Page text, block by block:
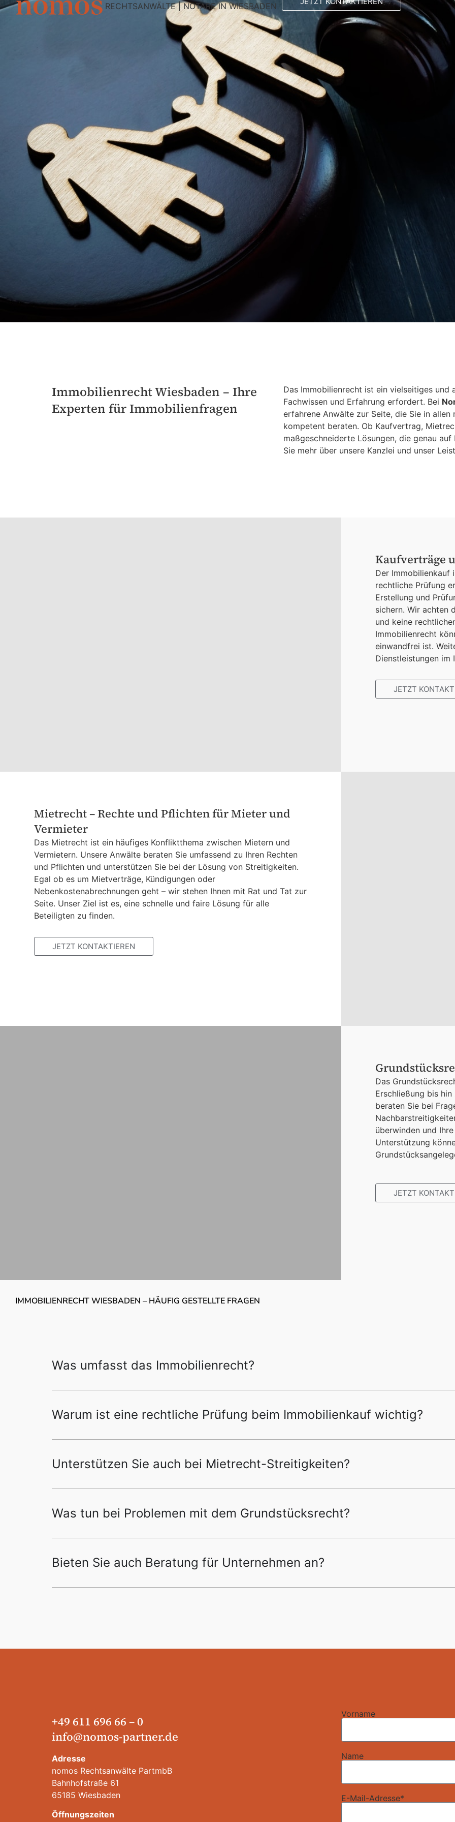
RECHTSANWÄLTE | NOTARE IN WIESBADEN
Immobilienrecht Wiesbaden – Ihre
Experten für Immobilienfragen
Das Immobilienrecht ist ein vielseitiges
Fachwissen und Erfahrung erfordert. Bei
erfahrene Anwälte zur Seite, die Sie in
kompetent beraten. Ob Kaufvertrag,
maßgeschneiderte Lösungen, die genau
Sie mehr über unsere Kanzlei und unser
Kaufverträge
Der Immobilienkauf
rechtliche Prüfung
Erstellung und
sichern. Wir achten
und keine
Immobilienrecht
einwandfrei ist.
Dienstleistungen im
JETZT
Mietrecht – Rechte und Pflichten für Mieter und
Vermieter
Das Mietrecht ist ein häufiges Konfliktthema zwischen Mietern und
Vermietern. Unsere Anwälte beraten Sie umfassend zu Ihren Rechten
und Pflichten und unterstützen Sie bei der Lösung von Streitigkeiten.
Egal ob es um Mietverträge, Kündigungen oder
Nebenkostenabrechnungen geht – wir stehen Ihnen mit Rat und Tat zur
Seite. Unser Ziel ist es, eine schnelle und faire Lösung für alle
Beteiligten zu finden.
JETZT KONTAKTIEREN
Das
Erschließung bis
beraten Sie bei
überwinden und
Unterstützung
JETZT
IMMOBILIENRECHT WIESBADEN – HÄUFIG GESTELLTE FRAGEN
Was umfasst das Immobilienrecht?
Warum ist eine rechtliche Prüfung beim Immobilienkauf wichtig?
Unterstützen Sie auch bei Mietrecht-Streitigkeiten?
Was tun bei Problemen mit dem Grundstücksrecht?
Bieten Sie auch Beratung für Unternehmen an?
+49 611 696 66 – 0
info@nomos-partner.de
Adresse
nomos Rechtsanwälte PartmbB
Bahnhofstraße 61
65185 Wiesbaden
Öffnungszeiten
Vorname
Name
E-Mail-Adresse*